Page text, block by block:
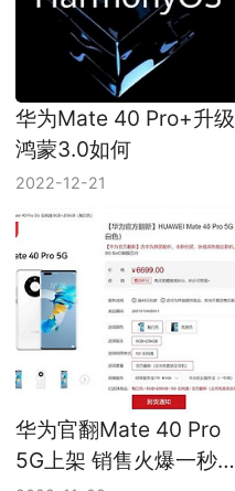
华为Mate 40 Pro+升级
鸿蒙3.0如何
2022-12-21
华为官翻Mate 40 Pro
5G上架 销售火爆一秒售